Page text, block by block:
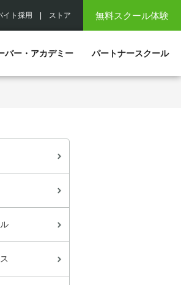
無料スクール体験
イト採用 ストア
バー・アカデミー パートナースクール